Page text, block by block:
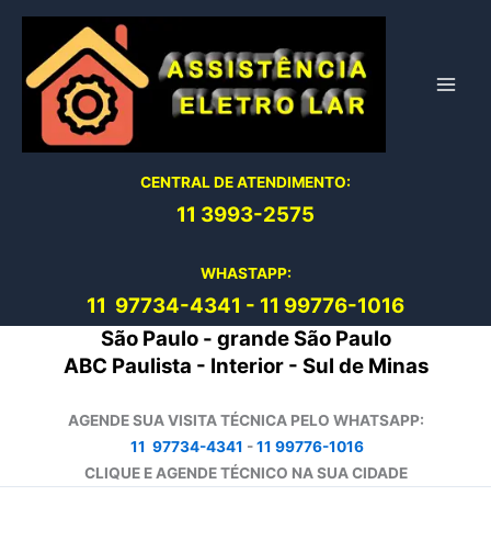
conteúdo
CENTRAL DE ATENDIMENTO:
11 3993-2575
WHASTAPP:
11 97734-4341 - 11 99776-1016
São Paulo - grande São Paulo
ABC Paulista - Interior - Sul de Minas
AGENDE SUA VISITA TÉCNICA PELO WHATSAPP:
11 97734-4341 -11 99776-1016
CLIQUE E AGENDE TÉCNICO NA SUA CIDADE